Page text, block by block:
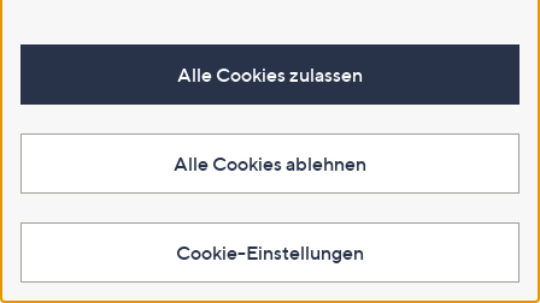
Alle Cookies zulassen
Alle Cookies ablehnen
Cookie-Einstellungen